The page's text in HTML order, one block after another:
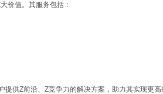
价值。其服务包括：
供Z前沿、Z竞争力的解决方案，助力其实现更高